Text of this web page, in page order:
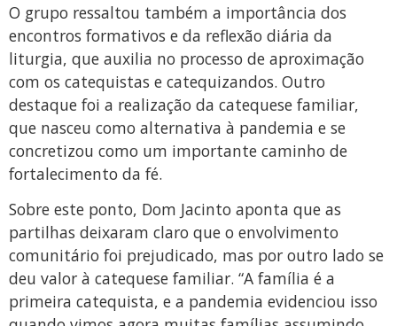
O grupo ressaltou também a importância dos
encontros formativos e da reflexão diária da
liturgia, que auxilia no processo de aproximação
com os catequistas e catequizandos. Outro
destaque foi a realização da catequese familiar,
que nasceu como alternativa à pandemia e se
concretizou como um importante caminho de
fortalecimento da fé.
Sobre este ponto, Dom Jacinto aponta que as
partilhas deixaram claro que o envolvimento
comunitário foi prejudicado, mas por outro lado se
deu valor à catequese familiar. “A família é a
primeira catequista, e a pandemia evidenciou isso